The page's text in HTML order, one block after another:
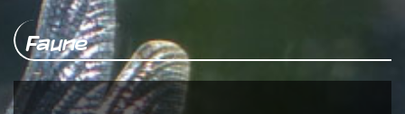
Faune